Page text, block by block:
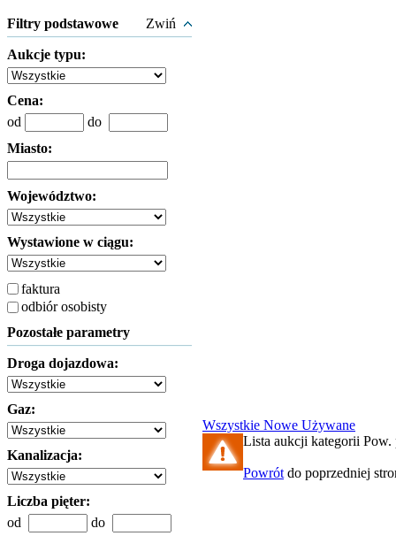
Filtry podstawowe Zwiń
Aukcje typu:
Cena:
od
do
Miasto:
Województwo:
Wystawione w ciągu:
faktura
odbiór osobisty
Pozostałe parametry
Droga dojazdowa:
Gaz:
Kanalizacja:
Liczba pięter:
od
do
Wszystkie Nowe Używane
Lista aukcji kategorii Pow.
Powrót do poprzedniej